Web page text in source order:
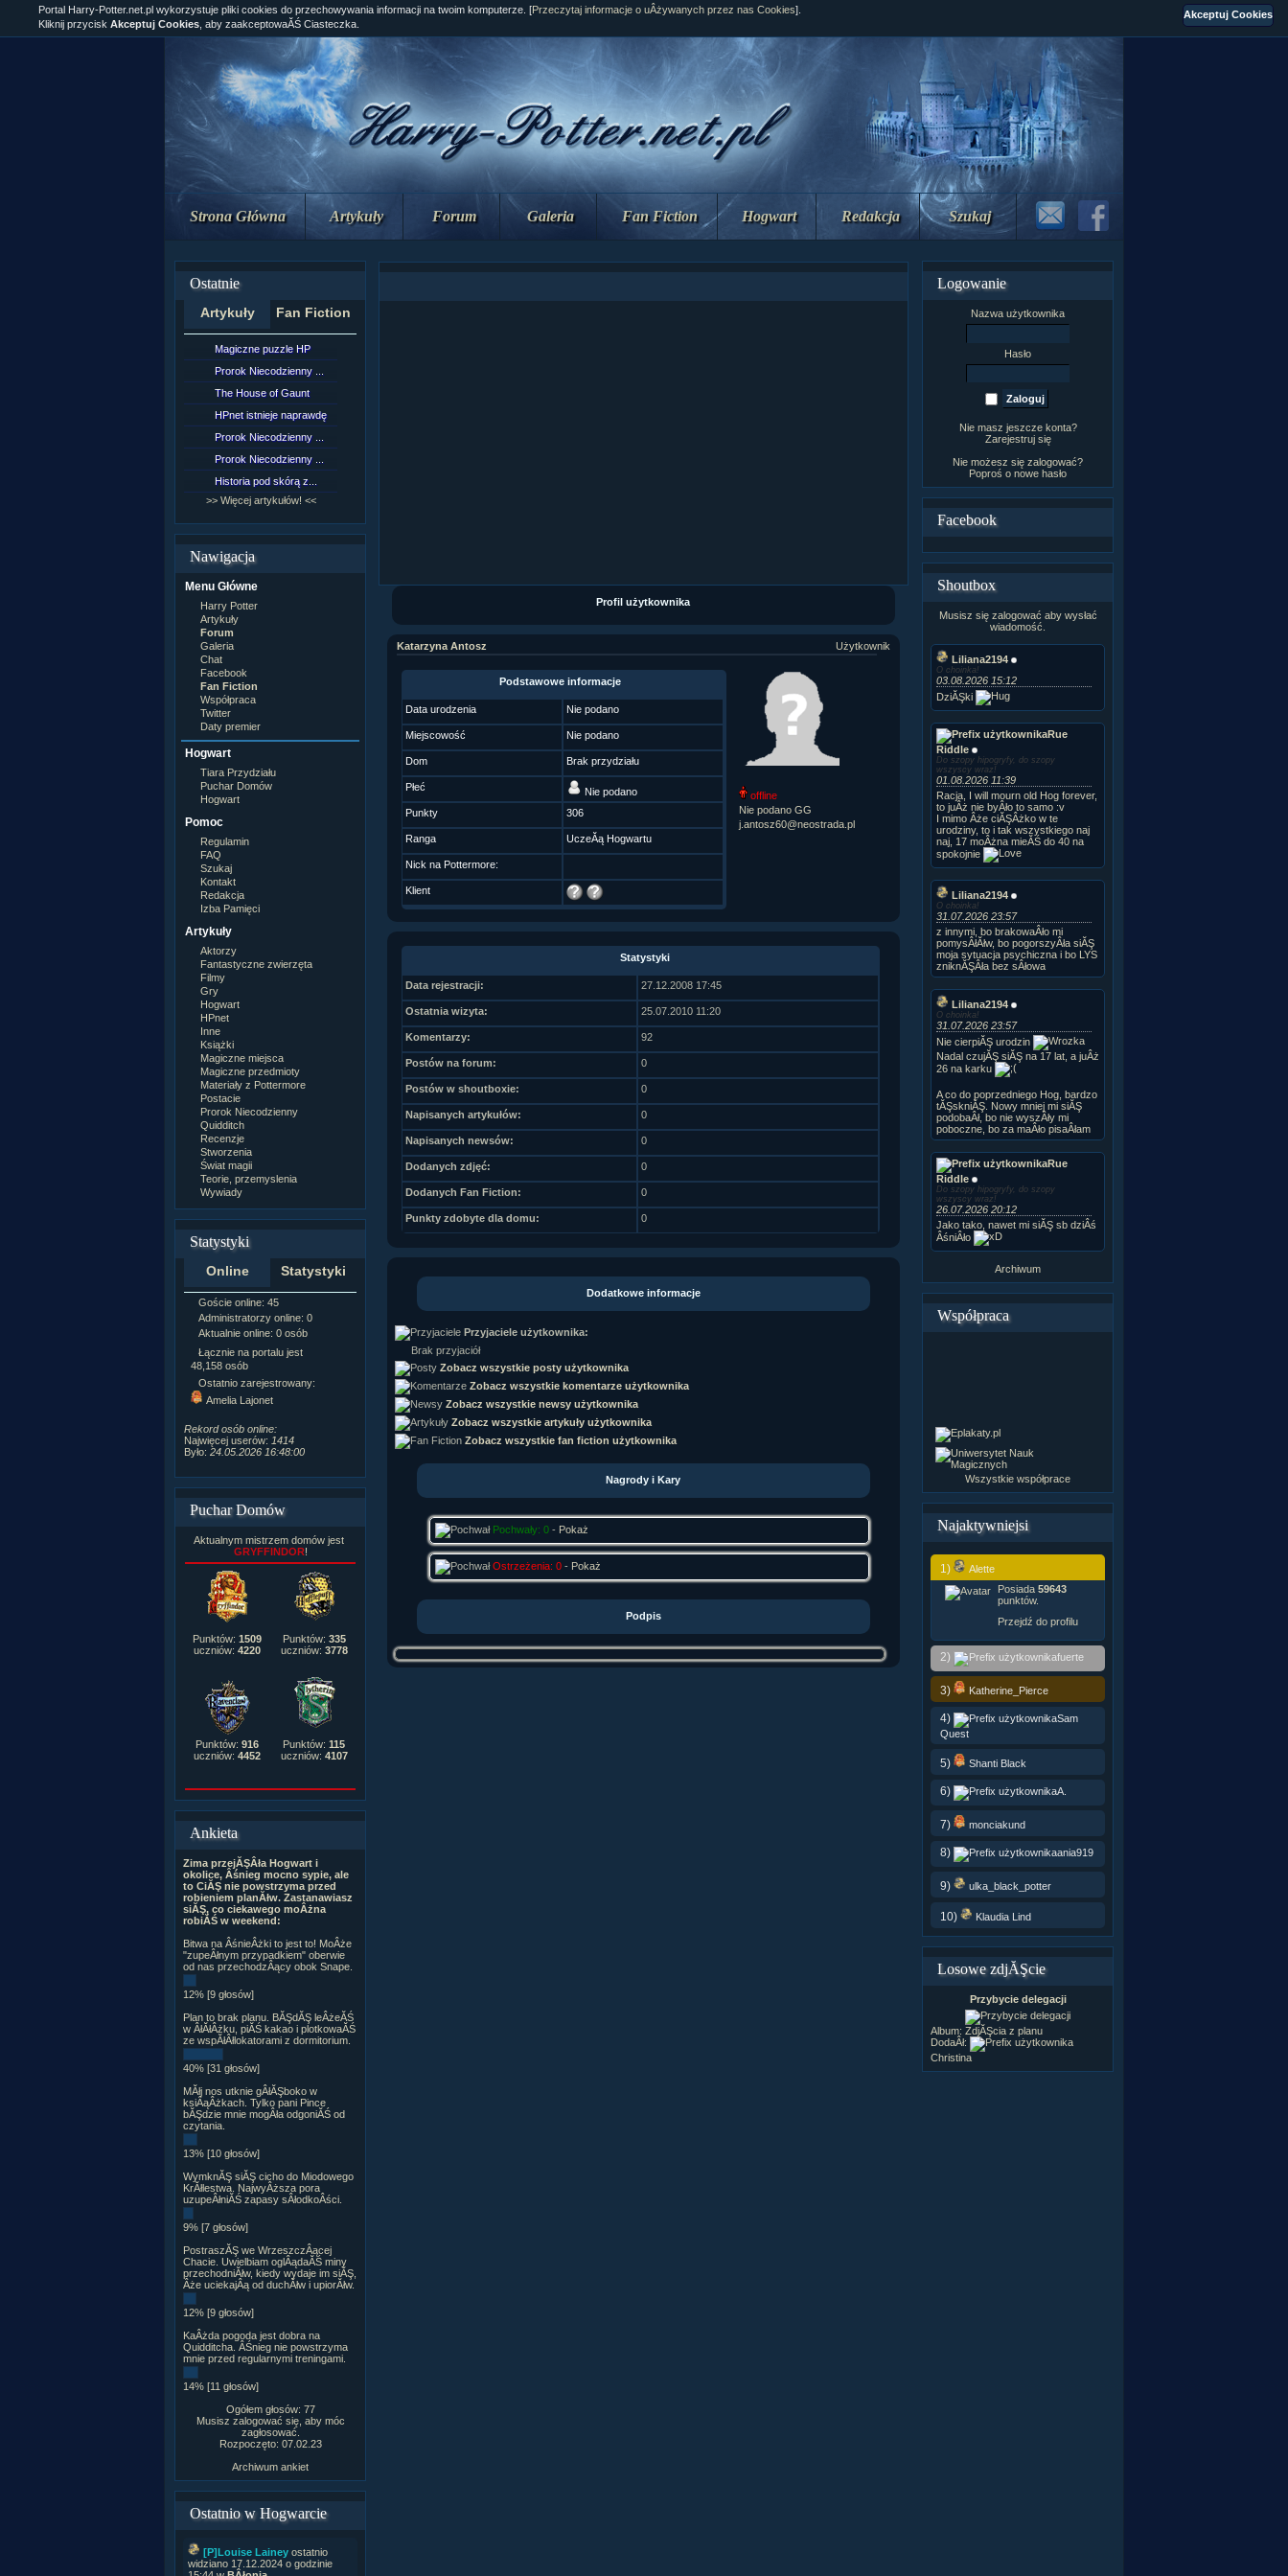
Strona Główna Artykuły Forum Galeria Fan Fiction Hogwart Redakcja Szukaj
Ostatnie
Artykuły Fan Fiction
Magiczne puzzle HP
Prorok Niecodzienny ...
The House of Gaunt
HPnet istnieje naprawdę
Prorok Niecodzienny ...
Prorok Niecodzienny ...
Historia pod skórą z...
>> Więcej artykułów! <<
Nawigacja
Menu Główne
Harry Potter
Artykuły
Forum
Galeria
Chat
Facebook
Fan Fiction
Współpraca
Twitter
Daty premier
Hogwart
Tiara Przydziału
Puchar Domów
Hogwart
Pomoc
Regulamin
FAQ
Szukaj
Kontakt
Redakcja
Izba Pamięci
Artykuły
Aktorzy
Fantastyczne zwierzęta
Filmy
Gry
Hogwart
HPnet
Inne
Książki
Magiczne miejsca
Magiczne przedmioty
Materiały z Pottermore
Postacie
Prorok Niecodzienny
Quidditch
Recenzje
Stworzenia
Świat magii
Teorie, przemyslenia
Wywiady
Statystyki
Online Statystyki
Goście online: 45
Administratorzy online: 0
Aktualnie online: 0 osób
Łącznie na portalu jest
48,158 osób
Ostatnio zarejestrowany:
Amelia Lajonet
Rekord osób online:
Najwięcej userów: 1414
Było: 24.05.2026 16:48:00
Napisanych artykułów:
Zdjęć w galerii:21,490
Tematów na forum:3,921
Postów na forum:319,637
Komentarzy do materiałów:
222,019
Rozdanych pochwał:3,327
Wlepionych ostrzeżeń:4,170
Puchar Domów
Aktualnym mistrzem domów jest
GRYFFINDOR!
Punktów: 1509
uczniów: 4220
Punktów: 335
uczniów: 3778
Punktów: 916
uczniów: 4452
Punktów: 115
uczniów: 4107
Ankieta
Zima przejĂŞÂła Hogwart i
okolice, Âśnieg mocno sypie, ale
to CiĂŞ nie powstrzyma przed
robieniem planĂłw. Zastanawiasz
siĂŞ, co ciekawego moÂżna
robiĂŚ w weekend:
Bitwa na ÂśnieÂżki to jest to! MoÂże
"zupeÂłnym przypadkiem" oberwie
od nas przechodzÂący obok Snape.
12% [9 głosów]
Plan to brak planu. BĂŞdĂŞ leÂżeĂŚ
w ÂłĂłÂżku, piĂŚ kakao i plotkowaĂŚ
ze wspĂłÂłlokatorami z dormitorium.
40% [31 głosów]
MĂłj nos utknie gÂłĂŞboko w
ksiÂąÂżkach. Tylko pani Pince
bĂŞdzie mnie mogÂła odgoniĂŚ od
czytania.
13% [10 głosów]
WymknĂŞ siĂŞ cicho do Miodowego
KrĂłlestwa. NajwyÂższa pora
uzupeÂłniĂŚ zapasy sÂłodkoÂści.
9% [7 głosów]
PostraszĂŞ we WrzeszczÂącej
Chacie. Uwielbiam oglÂądaĂŚ miny
przechodniĂłw, kiedy wydaje im siĂŞ,
Âże uciekajÂą od duchĂłw i upiorĂłw.
12% [9 głosów]
KaÂżda pogoda jest dobra na
Quidditcha. ÂŚnieg nie powstrzyma
mnie przed regularnymi treningami.
14% [11 głosów]
Ogółem głosów: 77
Musisz zalogować się, aby móc
zagłosować.
Rozpoczęto: 07.02.23
Archiwum ankiet
Ostatnio w Hogwarcie
[P]Louise Lainey ostatnio
widziano 17.12.2024 o godzinie
Portal Harry-Potter.net.pl wykorzystuje pliki cookies do przechowywania informacji na twoim komputerze. [Przeczytaj informacje o uÂżywanych przez nas Cookies].
Kliknij przycisk Akceptuj Cookies , aby zaakceptowaĂŚ Ciasteczka.
Profil użytkownika
Katarzyna Antosz Użytkownik
Podstawowe informacje
Data urodzenia Nie podano
Miejscowość Nie podano
Dom Brak przydziału
Płeć
Nie podano
Punkty
306
Ranga UczeĂą Hogwartu
Nick na Pottermore:
Klient
offline
Nie podano GG
j.antosz60@neostrada.pl
Statystyki
Data rejestracji: 27.12.2008 17:45
Ostatnia wizyta: 25.07.2010 11:20
Komentarzy: 92
Postów na forum: 0
Postów w shoutboxie: 0
Napisanych artykułów: 0
Napisanych newsów: 0
Dodanych zdjęć: 0
Dodanych Fan Fiction: 0
Punkty zdobyte dla domu: 0
Dodatkowe informacje
Przyjaciele użytkownika:
Brak przyjaciół
Zobacz wszystkie posty użytkownika
Zobacz wszystkie komentarze użytkownika
Zobacz wszystkie newsy użytkownika
Zobacz wszystkie artykuły użytkownika
Zobacz wszystkie fan fiction użytkownika
Nagrody i Kary
Pochwały: 0- Pokaż
Ostrzeżenia: 0- Pokaż
Podpis
Logowanie
Nazwa użytkownika
Hasło
Nie masz jeszcze konta?
Zarejestruj się
Nie możesz się zalogować?
Poproś o nowe hasło
Facebook
Shoutbox
Musisz się zalogować aby wysłać
wiadomość.
Liliana2194
O choinka!
03.08.2026 15:12
DziĂŞki
Rue
Riddle
Do szopy hipogryfy, do szopy
wszyscy wraz!
01.08.2026 11:39
Racja, I will mourn old Hog forever,
to juÂż nie byÂło to samo :v
I mimo Âże ciĂŞÂżko w te
urodziny, to i tak wszystkiego naj
naj, 17 moÂżna mieĂŚ do 40 na
spokojnie
Liliana2194
O choinka!
31.07.2026 23:57
z innymi, bo brakowaÂło mi
pomysÂłĂłw, bo pogorszyÂła siĂŞ
moja sytuacja psychiczna i bo LYS
zniknĂŞÂła bez sÂłowa
Liliana2194
O choinka!
31.07.2026 23:57
Nie cierpiĂŞ urodzin
Nadal czujĂŞ siĂŞ na 17 lat, a juÂż
26 na karku
A co do poprzedniego Hog, bardzo
tĂŞskniĂŞ. Nowy mniej mi siĂŞ
podobaÂł, bo nie wyszÂły mi
poboczne, bo za maÂło pisaÂłam
Rue
Riddle
Do szopy hipogryfy, do szopy
wszyscy wraz!
26.07.2026 20:12
Jako tako, nawet mi siĂŞ sb dziÂś
ÂśniÂło
Archiwum
Współpraca
Wszystkie współprace
Najaktywniejsi
1)
Alette
Posiada 59643
punktów.
Przejdź do profilu
2) fuerte
3) Katherine_Pierce
4)
Sam
Quest
5) Shanti Black
6) A.
7) monciakund
8) ania919
9) ulka_black_potter
10) Klaudia Lind
Losowe zdjĂŞcie
Przybycie delegacji
Album: ZdjĂŞcia z planu
DodaÂł:
Christina